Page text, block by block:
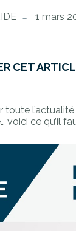
1 mars
CET
toute
voici ce qu’il